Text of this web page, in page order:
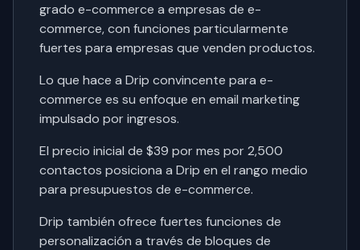
grado e-commerce a empresas de e-
commerce, con funciones particularmente
fuertes para empresas que venden productos.
Lo que hace a Drip convincente para e-
commerce es su enfoque en email marketing
impulsado por ingresos.
El precio inicial de $39 por mes por 2,500
contactos posiciona a Drip en el rango medio
para presupuestos de e-commerce.
Drip también ofrece fuertes funciones de
personalización a través de bloques de